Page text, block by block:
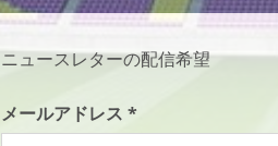
ニュースレターの配信希望
メールアドレス *